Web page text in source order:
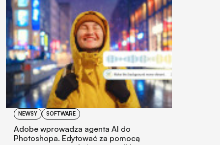
NEWSY SOFTWARE
Adobe wprowadza agenta AI do
Photoshopa. Edytować za pomocą